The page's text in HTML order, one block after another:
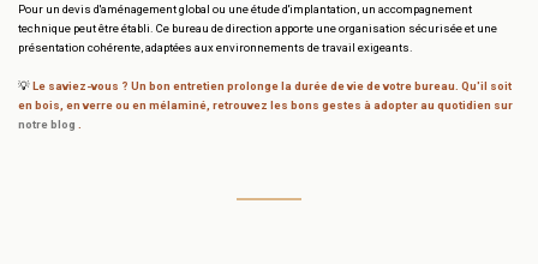
Pour un devis d'aménagement global ou une étude d'implantation, un accompagnement
technique peut être établi. Ce bureau de direction apporte une organisation sécurisée et une
présentation cohérente, adaptées aux environnements de travail exigeants.
💡Le saviez-vous ? Un bon entretien prolonge la durée de vie de votre bureau. Qu'il soit
en bois, en verre ou en mélaminé, retrouvez les bons gestes à adopter au quotidien sur
notre blog